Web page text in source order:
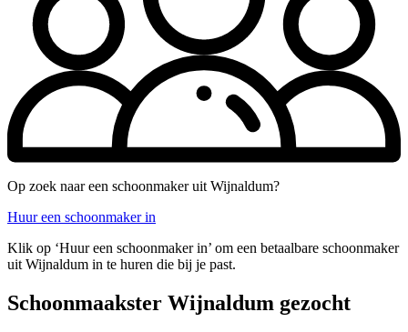
Op zoek naar een schoonmaker uit Wijnaldum?
Huur een schoonmaker in
Klik op ‘Huur een schoonmaker in’ om een betaalbare schoonmaker
uit Wijnaldum in te huren die bij je past.
Schoonmaakster Wijnaldum gezocht